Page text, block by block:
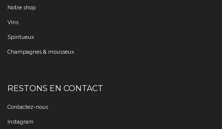
Notre shop
Vins
Spiritueux
Champagnes & mousseux
RESTONS EN CONTACT
Contactez-nous
Instagram